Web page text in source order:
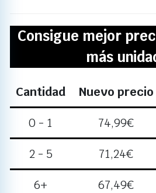
Consigue mejor
más
Cantidad Nuevo precio
0 - 1 74,99€
2 - 5 71,24€
6+ 67,49€